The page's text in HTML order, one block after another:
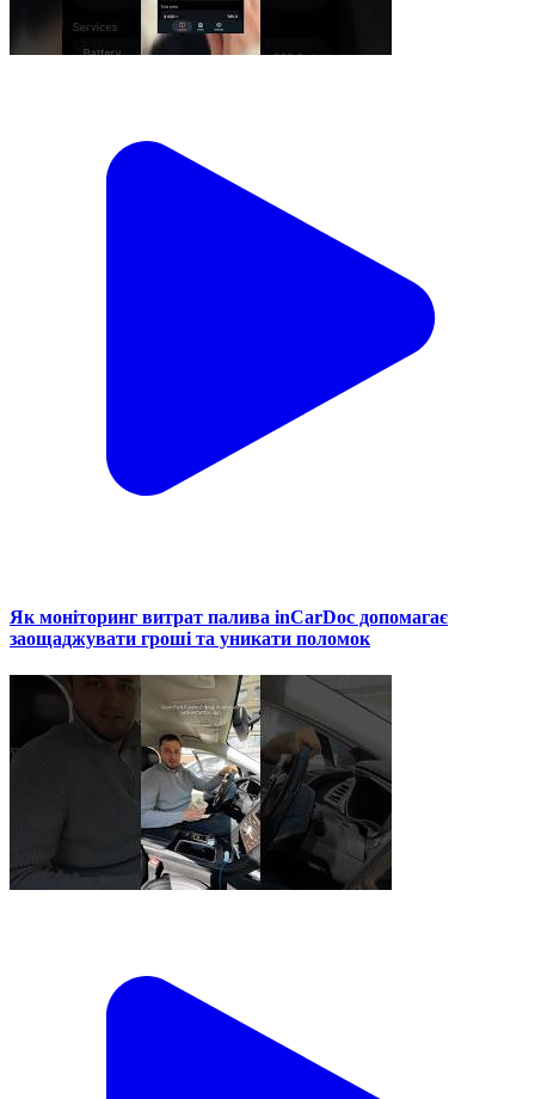
Як моніторинг витрат палива inCarDoc допомагає
заощаджувати гроші та уникати поломок